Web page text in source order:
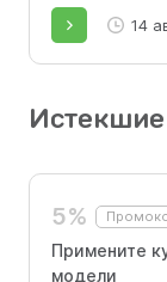
14
5%
Примените
модели